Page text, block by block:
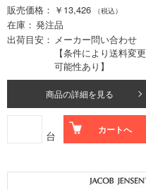
販売価格
￥13,426 （税込）
在庫
発注品
出荷目安
メーカー問い合わせ
【条件により送料変更
可能性あり】
商品の詳細を見る
台 カートへ